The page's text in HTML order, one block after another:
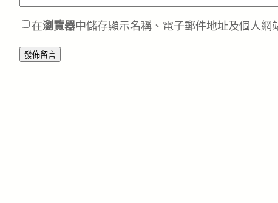
在瀏覽器中儲存顯示名稱、電子郵件地址及個人網